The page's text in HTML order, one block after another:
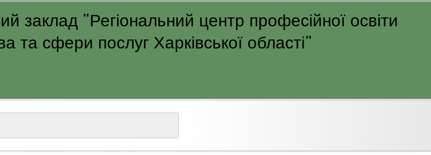
заклад "Регіональний центр професійної освіти
та сфери послуг Харківської області"